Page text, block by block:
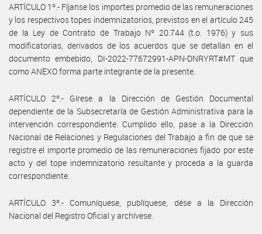
ARTÍCULO 1º.- Fíjanse los importes promedio de las remuneraciones
y los respectivos topes indemnizatorios, previstos en el artículo 245
de la Ley de Contrato de Trabajo Nº 20.744 (t.o. 1976) y sus
modificatorias, derivados de los acuerdos que se detallan en el
documento embebido, DI-2022-77672991-APN-DNRYRT#MT que
como ANEXO forma parte integrante de la presente.
ARTÍCULO 2º.- Gírese a la Dirección de Gestión Documental
dependiente de la Subsecretaría de Gestión Administrativa para la
intervención correspondiente. Cumplido ello, pase a la Dirección
Nacional de Relaciones y Regulaciones del Trabajo a fin de que se
registre el importe promedio de las remuneraciones fijado por este
acto y del tope indemnizatorio resultante y proceda a la guarda
correspondiente.
ARTÍCULO 3º.- Comuníquese, publíquese, dése a la Dirección
Nacional del Registro Oficial y archívese.